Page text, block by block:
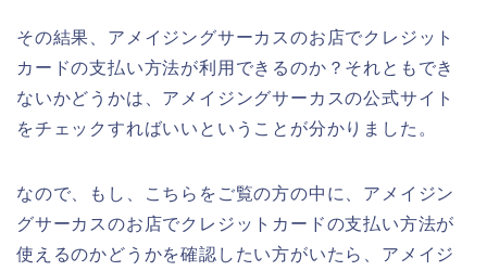
その結果、アメイジングサーカスのお店でクレジット
カードの支払い方法が利用できるのか？それともでき
ないかどうかは、アメイジングサーカスの公式サイト
をチェックすればいいということが分かりました。
なので、もし、こちらをご覧の方の中に、アメイジン
グサーカスのお店でクレジットカードの支払い方法が
使えるのかどうかを確認したい方がいたら、アメイジ